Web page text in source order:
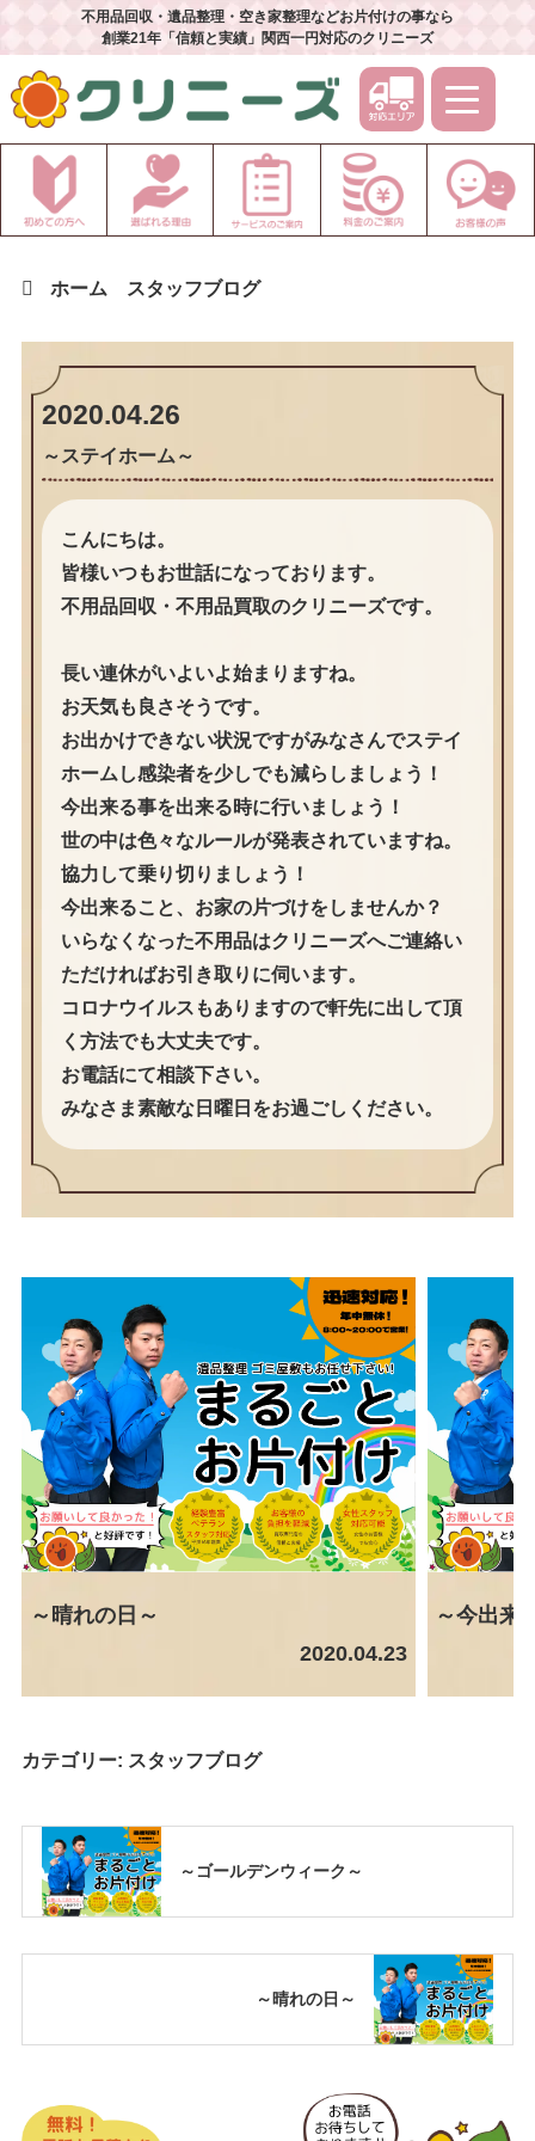
不用品回収・遺品整理・空き家整理などお片付けの事なら
創業21年「信頼と実績」関西一円対応のクリニーズ
ホーム スタッフブログ
2020.04.26
～ステイホーム～
こんにちは。
皆様いつもお世話になっております。
不用品回収・不用品買取のクリニーズです。
長い連休がいよいよ始まりますね。
お天気も良さそうです。
お出かけできない状況ですがみなさんでステイ
ホームし感染者を少しでも減らしましょう！
今出来る事を出来る時に行いましょう！
世の中は色々なルールが発表されていますね。
協力して乗り切りましょう！
今出来ること、お家の片づけをしませんか？
いらなくなった不用品はクリニーズへご連絡い
ただければお引き取りに伺います。
コロナウイルスもありますので軒先に出して頂
く方法でも大丈夫です。
お電話にて相談下さい。
みなさま素敵な日曜日をお過ごしください。
～晴れの日～
2020.04.23
～今出来
カテゴリー: スタッフブログ
～ゴールデンウィーク～
～晴れの日～